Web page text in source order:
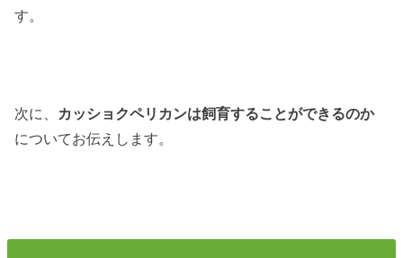
す。
次に、 カッショクペリカンは飼育することができるのか
についてお伝えします。